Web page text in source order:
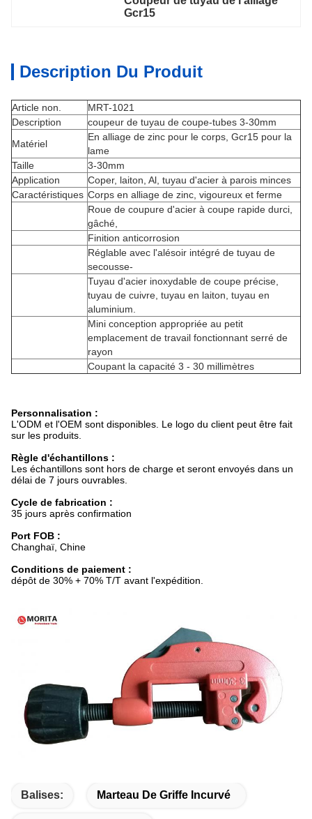
Gcr15
Description Du Produit
Article non.
MRT-1021
Description
coupeur de tuyau de coupe-tubes 3-30mm
Matériel
En alliage de zinc pour le corps, Gcr15 pour la
lame
Taille
3-30mm
Application
Coper, laiton, Al, tuyau d'acier à parois minces
Caractéristiques Corps en alliage de zinc, vigoureux et ferme
Roue de coupure d'acier à coupe rapide durci,
gâché,
Finition anticorrosion
Réglable avec l'alésoir intégré de tuyau de
secousse-
Tuyau d'acier inoxydable de coupe précise,
tuyau de cuivre, tuyau en laiton, tuyau en
aluminium.
Mini conception appropriée au petit
emplacement de travail fonctionnant serré de
rayon
Coupant la capacité 3 - 30 millimètres
Personnalisation :
L'ODM et l'OEM sont disponibles. Le logo du client peut être fait
sur les produits.
Règle d'échantillons :
Les échantillons sont hors de charge et seront envoyés dans un
délai de 7 jours ouvrables.
Cycle de fabrication :
35 jours après confirmation
Port FOB :
Changhaï, Chine
Conditions de paiement :
dépôt de 30% + 70% T/T avant l'expédition.
Balises: Marteau De Griffe Incurvé